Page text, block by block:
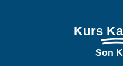
Kurs
Son